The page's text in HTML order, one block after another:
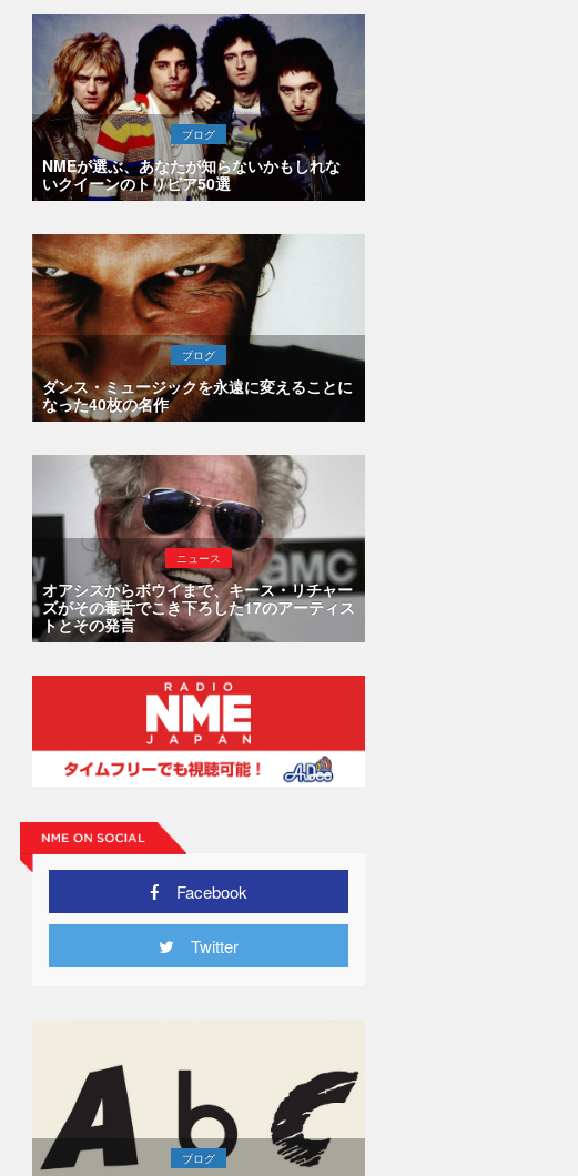
ブログ
NMEが選ぶ、あなたが知らないかもしれな
いクイーンのトリビア50選
ブログ
ダンス・ミュージックを永遠に変えることに
なった40枚の名作
ニュース
オアシスからボウイまで、キース・リチャー
ズがその毒舌でこき下ろした17のアーティス
トとその発言
Facebook
Twitter
ブログ